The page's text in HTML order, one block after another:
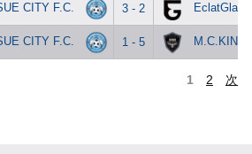
CITY F.C. 3 - 2 EclatGlanz
CITY F.C. 1 - 5 M.C.KING
1 2 次